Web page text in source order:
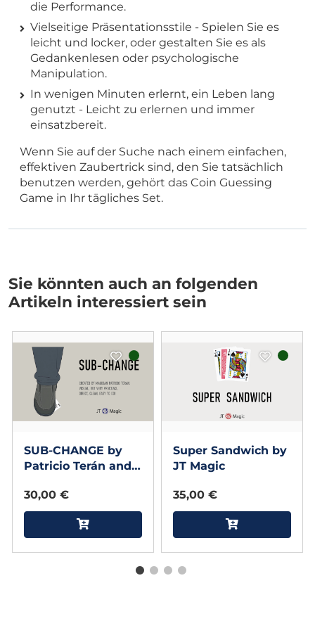
die Performance.
Vielseitige Präsentationsstile - Spielen Sie es
leicht und locker, oder gestalten Sie es als
Gedankenlesen oder psychologische
Manipulation.
In wenigen Minuten erlernt, ein Leben lang
genutzt - Leicht zu erlernen und immer
einsatzbereit.
Wenn Sie auf der Suche nach einem einfachen,
effektiven Zaubertrick sind, den Sie tatsächlich
benutzen werden, gehört das Coin Guessing
Game in Ihr tägliches Set.
Sie könnten auch an folgenden
Artikeln interessiert sein
SUB-CHANGE by
Patricio Terán and
30,00 €
Super Sandwich by
JT Magic
35,00 €